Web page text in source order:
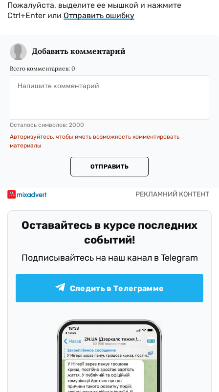
Пожалуйста, выделите ее мышкой и нажмите
Ctrl+Enter или Отправить ошибку
Добавить комментарий
Всего комментариев: 0
Осталось символов: 2000
Авторизуйтесь, чтобы иметь возможность комментировать
материалы
ОТПРАВИТЬ
Оставайтесь в курсе последних
событий!
Подписывайтесь на наш канал в Telegram
Следить в Телеграмме